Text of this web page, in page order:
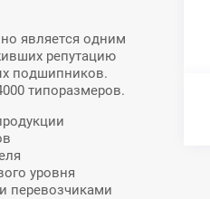
является одним
репутацию
подшипников.
типоразмеров.
уровня
перевозчиками